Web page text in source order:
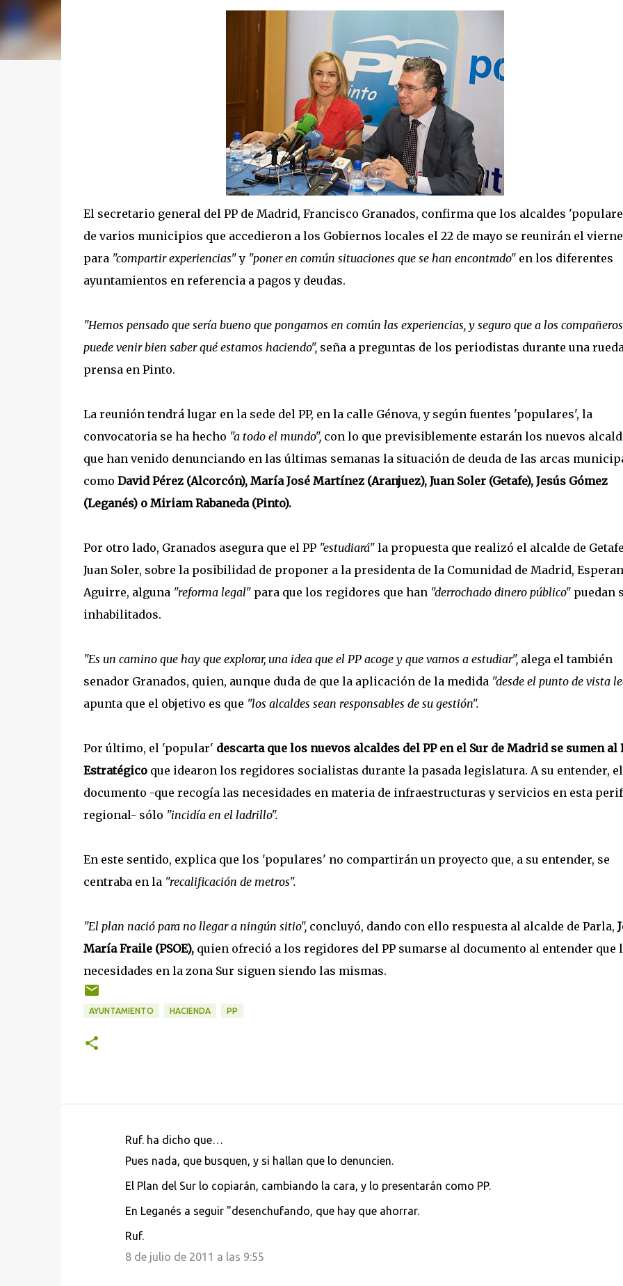
El secretario general del PP de Madrid, Francisco Granados, confirma que los alcaldes
de varios municipios que accedieron a los Gobiernos locales el 22 de mayo se reunirán el
para "compartir experiencias"y "poner en común situaciones que se han encontrado"en los diferentes
ayuntamientos en referencia a pagos y deudas.
"Hemos pensado que sería bueno que pongamos en común las experiencias, y seguro que a los
puede venir bien saber qué estamos haciendo", seña a preguntas de los periodistas durante una
prensa en Pinto.
La reunión tendrá lugar en la sede del PP, en la calle Génova, y según fuentes 'populares', la
convocatoria se ha hecho "a todo el mundo", con lo que previsiblemente estarán los nuevos
que han venido denunciando en las últimas semanas la situación de deuda de las arcas
como David Pérez (Alcorcón), María José Martínez (Aranjuez), Juan Soler (Getafe), Jesús Gómez
(Leganés) o Miriam Rabaneda (Pinto).
Por otro lado, Granados asegura que el PP "estudiará"la propuesta que realizó el alcalde de
Juan Soler, sobre la posibilidad de proponer a la presidenta de la Comunidad de Madrid,
Aguirre, alguna "reforma legal"para que los regidores que han "derrochado dinero público"puedan
inhabilitados.
"Es un camino que hay que explorar, una idea que el PP acoge y que vamos a estudiar", alega el también
senador Granados, quien, aunque duda de que la aplicación de la medida "desde el punto de vista
apunta que el objetivo es que "los alcaldes sean responsables de su gestión".
Por último, el 'popular' descarta que los nuevos alcaldes del PP en el Sur de Madrid se sumen al
Estratégico que idearon los regidores socialistas durante la pasada legislatura. A su entender, el
documento -que recogía las necesidades en materia de infraestructuras y servicios en esta
regional- sólo "incidía en el ladrillo".
En este sentido, explica que los 'populares' no compartirán un proyecto que, a su entender, se
centraba en la "recalificación de metros".
"El plan nació para no llegar a ningún sitio", concluyó, dando con ello respuesta al alcalde de Parla,
María Fraile (PSOE), quien ofreció a los regidores del PP sumarse al documento al entender que
necesidades en la zona Sur siguen siendo las mismas.
AYUNTAMIENTO HACIENDA PP
Ruf. ha dicho que…
Pues nada, que busquen, y si hallan que lo denuncien.
El Plan del Sur lo copiarán, cambiando la cara, y lo presentarán como PP.
En Leganés a seguir "desenchufando, que hay que ahorrar.
Ruf.
8 de julio de 2011 a las 9:55